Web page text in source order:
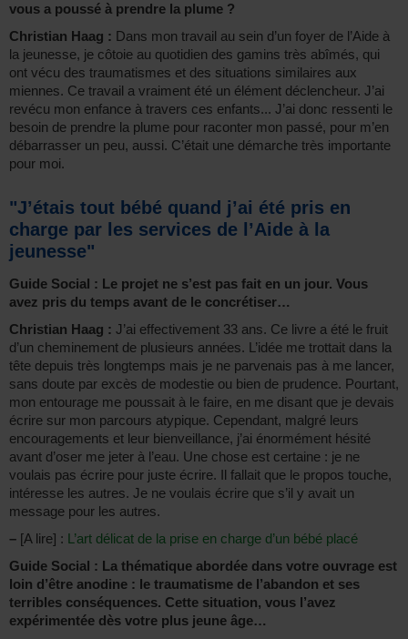
vous a poussé à prendre la plume ?
Christian Haag : Dans mon travail au sein d’un foyer de l’Aide à
la jeunesse, je côtoie au quotidien des gamins très abîmés, qui
ont vécu des traumatismes et des situations similaires aux
miennes. Ce travail a vraiment été un élément déclencheur. J’ai
revécu mon enfance à travers ces enfants... J’ai donc ressenti le
besoin de prendre la plume pour raconter mon passé, pour m’en
débarrasser un peu, aussi. C’était une démarche très importante
pour moi.
"J’étais tout bébé quand j’ai été pris en
charge par les services de l’Aide à la
jeunesse"
Guide Social : Le projet ne s’est pas fait en un jour. Vous
avez pris du temps avant de le concrétiser…
Christian Haag : J’ai effectivement 33 ans. Ce livre a été le fruit
d’un cheminement de plusieurs années. L’idée me trottait dans la
tête depuis très longtemps mais je ne parvenais pas à me lancer,
sans doute par excès de modestie ou bien de prudence. Pourtant,
mon entourage me poussait à le faire, en me disant que je devais
écrire sur mon parcours atypique. Cependant, malgré leurs
encouragements et leur bienveillance, j’ai énormément hésité
avant d’oser me jeter à l’eau. Une chose est certaine : je ne
voulais pas écrire pour juste écrire. Il fallait que le propos touche,
intéresse les autres. Je ne voulais écrire que s’il y avait un
message pour les autres.
– [A lire] : L’art délicat de la prise en charge d’un bébé placé
Guide Social : La thématique abordée dans votre ouvrage est
loin d’être anodine : le traumatisme de l’abandon et ses
terribles conséquences. Cette situation, vous l’avez
expérimentée dès votre plus jeune âge…